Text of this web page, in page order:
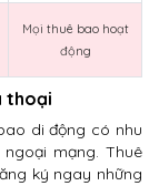
Mọi thuê bao hoạt
động
thoại
di động có nhu
mạng. Thuê
ký ngay những